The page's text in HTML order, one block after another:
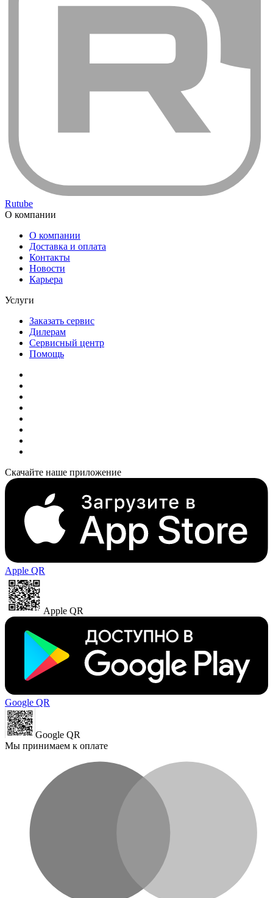
Rutube
О компании
О компании
Доставка и оплата
Контакты
Новости
Карьера
Услуги
Заказать сервис
Дилерам
Сервисный центр
Помощь
Скачайте наше приложение
Apple QR
Apple QR
Google QR
Google QR
Мы принимаем к оплате